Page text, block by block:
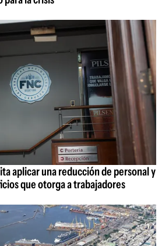
aplicar una reducción de personal y
que otorga a trabajadores